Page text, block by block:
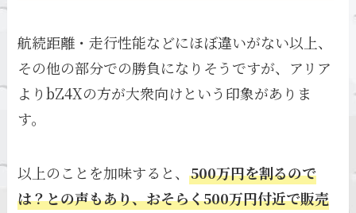
航続距離・走行性能などにほぼ違いがない以上、
その他の部分での勝負になりそうですが、アリア
よりbZ4Xの方が大衆向けという印象がありま
す。
以上のことを加味すると、500万円を割るので
は？との声もあり、おそらく500万円付近で販売